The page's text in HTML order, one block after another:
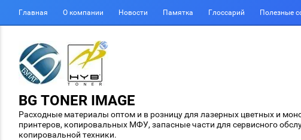
Главная О компании Новости Памятка Глоссарий Полезные
BG TONER IMAGE
Расходные материалы оптом и в розницу для лазерных цветных и
принтеров, копировальных МФУ, запасные части для сервисного
копировальной техники.